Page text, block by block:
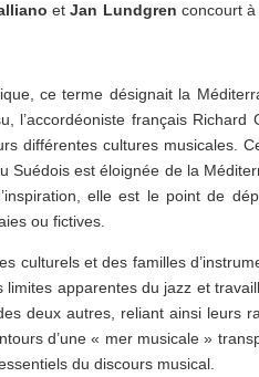
etJan Lundgren concourt à
ce terme désignait la
l’accordéoniste français Richard
différentes cultures musicales.
Suédois est éloignée de la
elle est le point de
ou fictives.
culturels et des familles
apparentes du jazz et
deux autres, reliant ainsi leurs
d’une « mer musicale »
du discours musical.